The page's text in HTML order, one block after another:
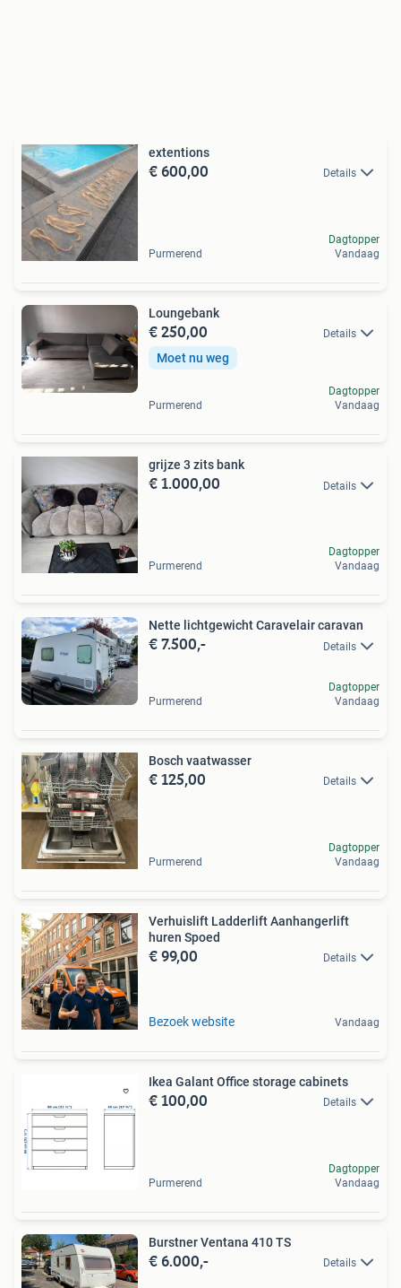
extentions
€ 600,00 Details
Purmerend
Dagtopper
Vandaag
Loungebank
€ 250,00 Details
Moet nu weg
Purmerend
Dagtopper
Vandaag
grijze 3 zits bank
€ 1.000,00 Details
Purmerend
Dagtopper
Vandaag
Nette lichtgewicht Caravelair caravan
€ 7.500,- Details
Purmerend
Dagtopper
Vandaag
Bosch vaatwasser
€ 125,00 Details
Purmerend
Dagtopper
Vandaag
Verhuislift Ladderlift Aanhangerlift
huren Spoed
€ 99,00 Details
Bezoek website Vandaag
Ikea Galant Office storage cabinets
€ 100,00 Details
Purmerend
Dagtopper
Vandaag
Burstner Ventana 410 TS
€ 6.000,- Details